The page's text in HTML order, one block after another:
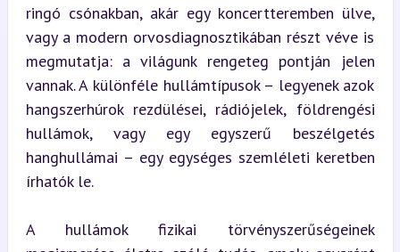
ringó csónakban, akár egy koncertteremben ülve,
vagy a modern orvosdiagnosztikában részt véve is
megmutatja: a világunk rengeteg pontján jelen
vannak. A különféle hullámtípusok – legyenek azok
hangszerhúrok rezdülései, rádiójelek, földrengési
hullámok, vagy egy egyszerű beszélgetés
hanghullámai – egy egységes szemléleti keretben
írhatók le.
A hullámok fizikai törvényszerűségeinek